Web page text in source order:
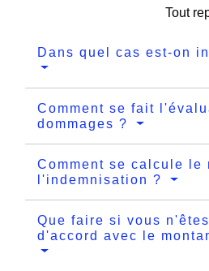
Tout
Dans quel cas est-on
Comment se fait
dommages ?
Comment se calcule le
l'indemnisation ?
Que faire si vous
d'accord avec le